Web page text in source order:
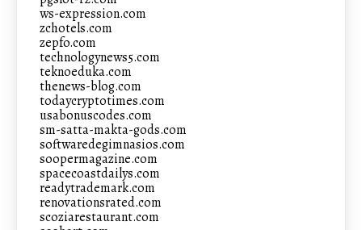
ws-expression.com
zchotels.com
zepfo.com
technologynews5.com
teknoeduka.com
thenews-blog.com
todaycryptotimes.com
usabonuscodes.com
sm-satta-makta-gods.com
softwaredegimnasios.com
soopermagazine.com
spacecoastdailys.com
readytrademark.com
renovationsrated.com
scoziarestaurant.com